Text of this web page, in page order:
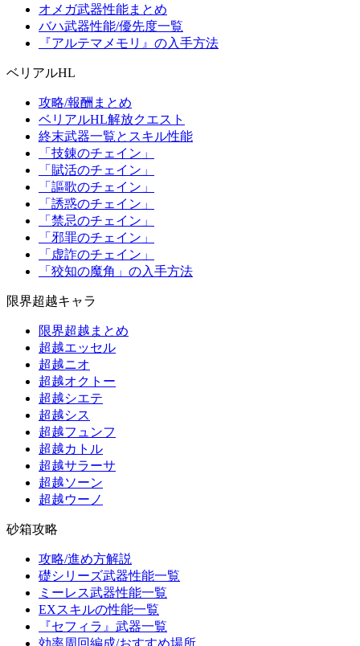
オメガ武器性能まとめ
バハ武器性能/優先度一覧
『アルテマメモリ』の入手方法
ベリアルHL
攻略/報酬まとめ
ベリアルHL解放クエスト
終末武器一覧とスキル性能
「技錬のチェイン」
「賦活のチェイン」
「謳歌のチェイン」
「誘惑のチェイン」
「禁忌のチェイン」
「邪罪のチェイン」
「虚詐のチェイン」
「狡知の魔角」の入手方法
限界超越キャラ
限界超越まとめ
超越エッセル
超越ニオ
超越オクトー
超越シエテ
超越シス
超越フュンフ
超越カトル
超越サラーサ
超越ソーン
超越ウーノ
砂箱攻略
攻略/進め方解説
礎シリーズ武器性能一覧
ミーレス武器性能一覧
EXスキルの性能一覧
『セフィラ』武器一覧
効率周回編成/おすすめ場所